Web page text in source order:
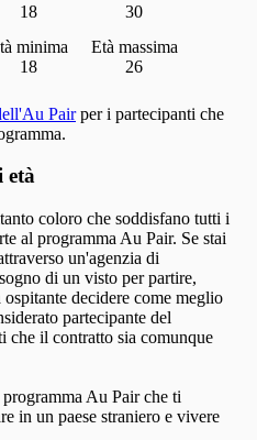
18 30
18 26
Pairper i partecipanti che
età
coloro che soddisfano tutti i
al programma Au Pair. Se stai
un'agenzia di
di un visto per partire,
decidere come meglio
partecipante del
che il contratto sia comunque
Au Pair che ti
in un paese straniero e vivere